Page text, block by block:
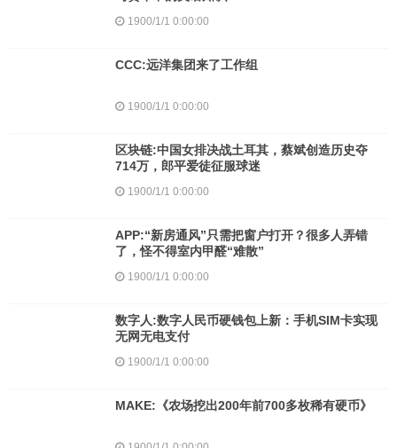
1900/1/1 0:00:00
CCC:远洋集团来了工作组
1900/1/1 0:00:00
区块链:中国女排决战土耳其，蔡斌创造历史夺
714万，郎平爱徒征服球迷
1900/1/1 0:00:00
APP:“新房通风”只需把窗户打开？很多人弄错
了，怪不得室内甲醛“难散”
1900/1/1 0:00:00
数字人:数字人民币硬钱包上新：手机SIM卡实现
无网无电支付
1900/1/1 0:00:00
MAKE:《农场挖出200年前700多枚稀有硬币》